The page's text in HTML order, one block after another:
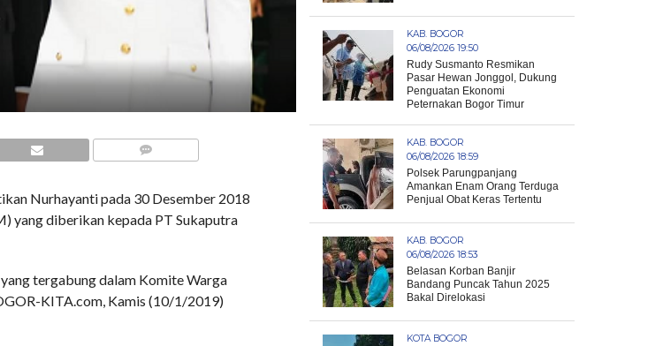
Nurhayanti pada 30 Desember 2018
yang diberikan kepada PT Sukaputra
tergabung dalam Komite Warga
KITA.com, Kamis (10/1/2019)
KAB. BOGOR
06/08/2026 19:50
Rudy Susmanto Resmikan
Pasar Hewan Jonggol, Dukung
Penguatan Ekonomi
Peternakan Bogor Timur
KAB. BOGOR
06/08/2026 18:59
Polsek Parungpanjang
Amankan Enam Orang Terduga
Penjual Obat Keras Tertentu
KAB. BOGOR
06/08/2026 18:53
Belasan Korban Banjir
Bandang Puncak Tahun 2025
Bakal Direlokasi
KOTA BOGOR